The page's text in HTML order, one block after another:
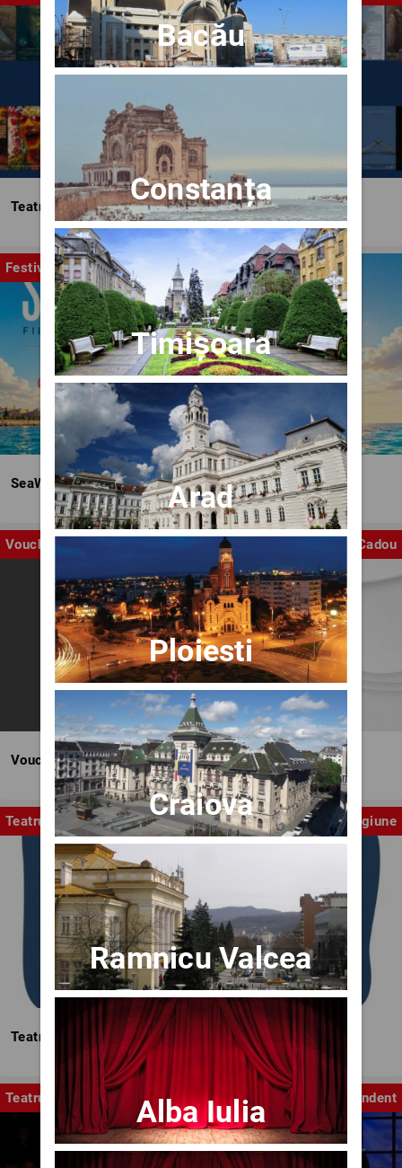
Teatrul Bulandra
Festival
SeaWave Film & Arts Festival editia IV
Voucher Cadou
Voucher BILET.ro
Teatrul Mic Stagiune
Teatrul Mic - Stagiunea 2025-2026
Teatru Independent
Bacău
Constanța
Timișoara
Arad
Ploiesti
Craiova
Ramnicu Valcea
Alba Iulia